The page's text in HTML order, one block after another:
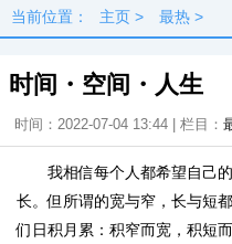
当前位置： 主页 > 最热 >
时间・空间・人生
时间：2022-07-04 13:44 | 栏目：
我相信每个人都希望自己的
长。但所谓的宽与窄，长与短
们日积月累：积窄而宽，积短